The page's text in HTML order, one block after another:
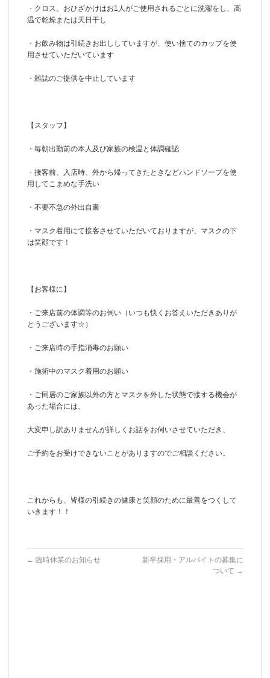
・クロス、おひざかけはお1人がご使用されるごとに洗濯をし、高
温で乾燥または天日干し
・お飲み物は引続きお出ししていますが、使い捨てのカップを使
用させていただいています
・雑誌のご提供を中止しています
【スタッフ】
・毎朝出勤前の本人及び家族の検温と体調確認
・接客前、入店時、外から帰ってきたときなどハンドソープを使
用してこまめな手洗い
・不要不急の外出自粛
・マスク着用にて接客させていただいておりますが、マスクの下
は笑顔です！
【お客様に】
・ご来店前の体調等のお伺い（いつも快くお答えいただきありが
とうございます☆）
・ご来店時の手指消毒のお願い
・施術中のマスク着用のお願い
・ご同居のご家族以外の方とマスクを外した状態で接する機会が
あった場合には、
大変申し訳ありませんが詳しくお話をお伺いさせていただき、
ご予約をお受けできないことがありますのでご相談ください。
これからも、皆様の引続きの健康と笑顔のために最善をつくして
いきます！！
← 臨時休業のお知らせ
新卒採用・アルバイトの募集に
ついて →